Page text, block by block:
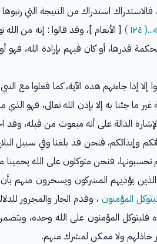
فالاستدراك استدراك من النتيجة التي
)
[ الأنعام ]، وقد قالوا : إنه من
قدرها، أو كان فيهم بإرادة الله، فهو
إلا إذا جاءتهم هذه الآية، كما فعلوا مع
غير ما جئنا به إلا بإذن الله تعالى، فهو
الدالة على أنه مبعوث من قبله،
فنحن قد بلغنا وفي سبيل البلاغ
فنحن متوكلون على الله يحمينا
يؤذيهم المشركون ويسخرون منهم بأن
المؤمنون، وقدم الجار والمجرور
فليتوكل المؤمنون على الله وحده،
خاذلهم ولا ممكن لمشرك منهم.